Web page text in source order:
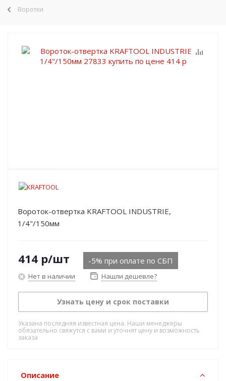
Воротки
Вороток-отвертка KRAFTOOL INDUSTRIE,
1/4"/150мм
414 р/шт -5% при оплате по СБП
Нет в наличии Нашли дешевле?
Узнать цену и срок поставки
Указана последняя известная цена. Наши менеджеры
обязательно свяжутся с вами и уточнят цену и возможность
заказа
Описание